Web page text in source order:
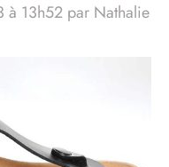
à 13h52 par Nathalie